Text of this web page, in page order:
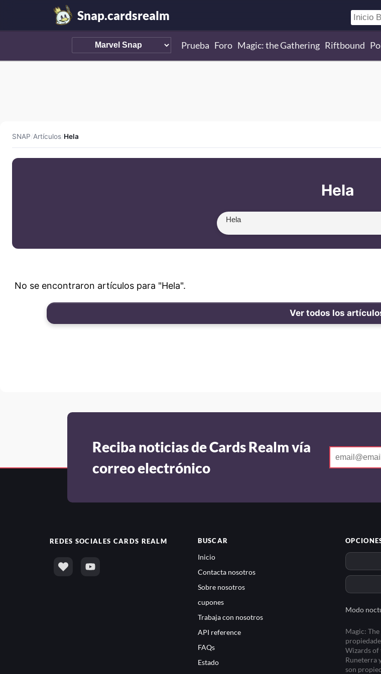
Snap.cardsrealm
Prueba Foro Magic: the Gathering Riftbound
SNAP/Artículos/Hela
Hela
No se encontraron artículos para "Hela".
Ver todos los
Reciba noticias de Cards Realm vía
correo electrónico
REDES SOCIALES CARDS REALM BUSCAR
Inicio
Contacta nosotros
Sobre nosotros
cupones
Trabaja con nosotros
API reference
FAQs
Estado
Modo
Magic:
Wizards of
Runeterra
son